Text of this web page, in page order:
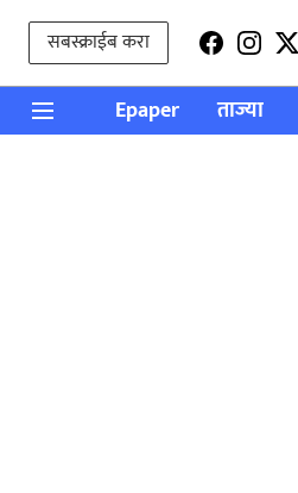
सबस्क्राईब करा
Epaper ताज्या